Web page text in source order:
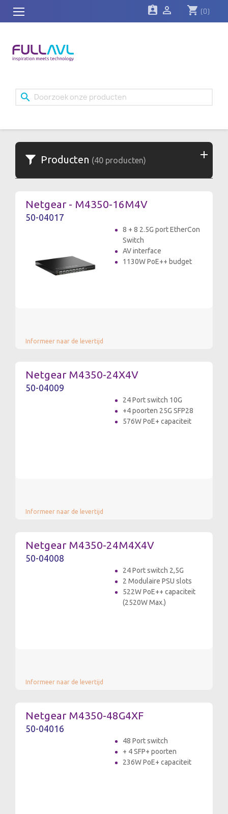
shopping_cart (0)
assignment_ind 
search
Producten (40 producten)
Netgear - M4350-16M4V
50-04017
8 + 8 2.5G port EtherCon
Switch
AV interface
1130W PoE++ budget
Informeer naar de levertijd
Netgear M4350-24X4V
50-04009
24 Port switch 10G
+4 poorten 25G SFP28
576W PoE+ capaciteit
Informeer naar de levertijd
Netgear M4350-24M4X4V
50-04008
24 Port switch 2,5G
2 Modulaire PSU slots
522W PoE++ capaciteit
(2520W Max.)
Informeer naar de levertijd
Netgear M4350-48G4XF
50-04016
48 Port switch
+ 4 SFP+ poorten
236W PoE+ capaciteit